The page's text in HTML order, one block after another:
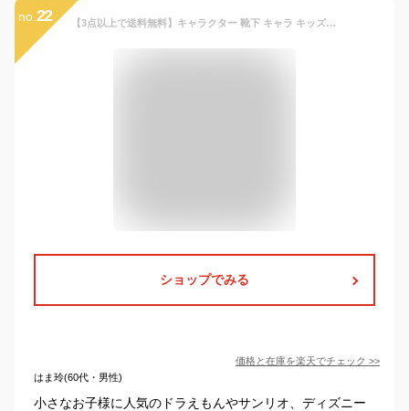
no. 22 【3点以上で送料無料】キャラクター 靴下 キャラ キッズ おしゃれ 靴下 キッズ キャラクター 靴下 13〜18cm 男の子 女の子 子ども キッズ ソックス 可愛い サンリオ ディズニー スニーカー丈 ショート丈 くるぶし丈 アンクル丈 キャラクター
ショップでみる
価格と在庫を楽天でチェック >>
はま玲(60代・男性)
小さなお子様に人気のドラえもんやサンリオ、ディズニー